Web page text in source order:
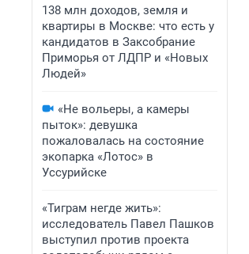
138 млн доходов, земля и
квартиры в Москве: что есть у
кандидатов в Заксобрание
Приморья от ЛДПР и «Новых
Людей»
«Не вольеры, а камеры
пыток»: девушка
пожаловалась на состояние
экопарка «Лотос» в
Уссурийске
«Тиграм негде жить»:
исследователь Павел Пашков
выступил против проекта